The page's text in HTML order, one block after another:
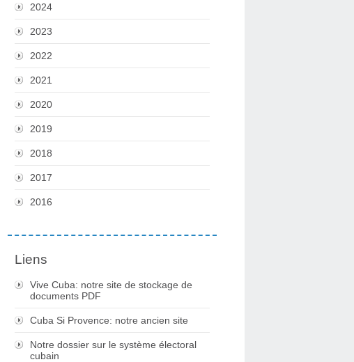
2024
2023
2022
2021
2020
2019
2018
2017
2016
Liens
Vive Cuba: notre site de stockage de
documents PDF
Cuba Si Provence: notre ancien site
Notre dossier sur le système électoral
cubain